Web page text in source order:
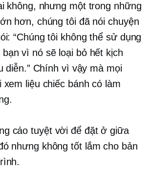
không, nhưng một trong những
hơn, chúng tôi đã nói chuyện
“Chúng tôi không thể sử dụng
vì nó sẽ loại bỏ hết kịch
diễn.” Chính vì vậy mà mọi
liệu chiếc bánh có làm
cáo tuyệt vời để đặt ở giữa
nhưng không tốt lắm cho bản